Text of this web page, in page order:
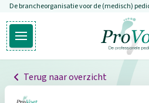
Overslaan en naar de inhoud gaan
De brancheorganisatie voor de (medisch)
Open hoofdmenu
Ga naar de
Terug naar overzicht
Professionals